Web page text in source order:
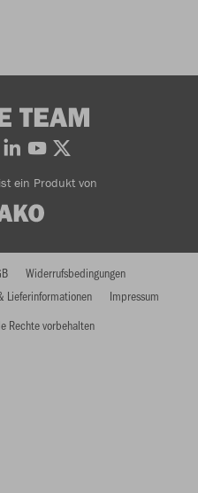
TEAM
ein Produkt von
Rechte vorbehalten
Widerrufsbedingungen
Lieferinformationen Impressum